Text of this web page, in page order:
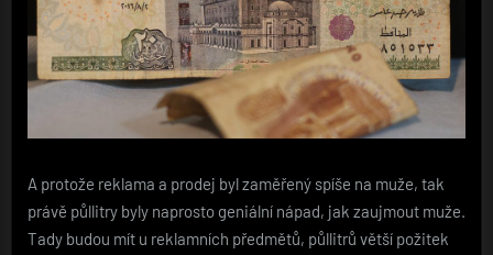
A protože reklama a prodej byl zaměřený spíše na muže, tak
právě půllitry byly naprosto geniální nápad, jak zaujmout muže.
Tady budou mít u reklamních předmětů, půllitrů větší požitek